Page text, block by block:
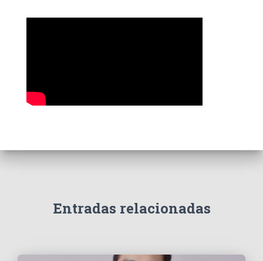
a
Entradas relacionadas